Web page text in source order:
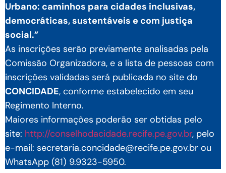
Urbano: caminhos para cidades inclusivas,
democráticas, sustentáveis e com justiça
social.”
As inscrições serão previamente analisadas pela
Comissão Organizadora, e a lista de pessoas com
inscrições validadas será publicada no site do
CONCIDADE, conforme estabelecido em seu
Regimento Interno.
Maiores informações poderão ser obtidas pelo
site: http://conselhodacidade.recife.pe.gov.br, pelo
e-mail: secretaria.concidade@recife.pe.gov.br ou
WhatsApp (81) 9.9323-5950.